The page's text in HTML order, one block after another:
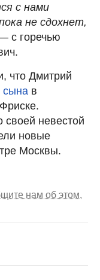
с нами
не сдохнет,
с горечью
что Дмитрий
сына в
своей невестой
новые
Москвы.
нам об этом.